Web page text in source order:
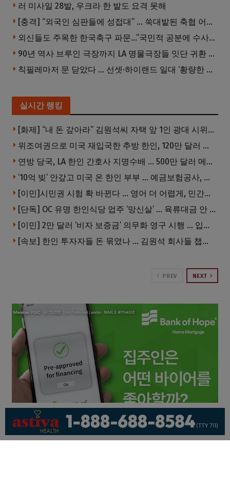
러 미사일 28발, 우크라 한 발도 요격 못해
[충격] “외국인 심판들에 성접대” … 쑥대밭된 축협 어디까지 추락하나
외신들도 주목한 한국축구 파문…”국민적 공분에 수사 재개”
90년 역사 브루인 극장까지 LA 명물극장들 잇단 귀환 … 할리웃 경기 살아났다
칙필레마저 문 닫았다 … 선셋·하이랜드 일대 ‘황량한 거리’로
실시간 랭킹
[화제] “내 돈 갚아라” 김원석씨 자택 앞 1인 광대 시위 … 한인 투자사, “108만 달러 못받아”
위조여권으로 미국 재입국한 추방 한인, 120만 달러 은행 사기 행각
연방 당국, LA 한인 간호사 지명수배 … 500만 달러 메디캐어 사기, 선고 직전 한국 도주
’10억 빚’ 안갚고 미국 온 한인 부부 … 예금보험공사, 미국서 소송
[이민]시민권 시험 확 바뀐다 … 영어 더 어렵게, 민간시험 도입 추진
[단독] OC 유명 한인식당 업주 ‘망신살’ … 육류대금 안 갚자 식당서 공개추심
[이민] 2만 달러 ‘비자 보증금’ 의무화 영구 시행 … 입국 문턱 더 높아진다.
[속보] 한인 투자자들 돈 묶였나 … 김원석 회사들 챕터7 강제파산·자진파산 잇따라 신청
PREV NEXT